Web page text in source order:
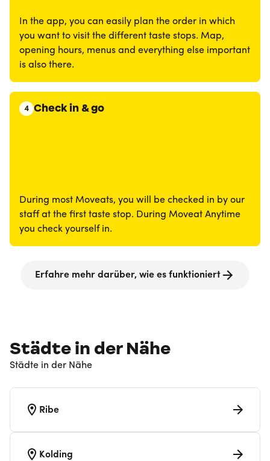
In the app, you can easily plan the order in which
you want to visit the different taste stops. Map,
opening hours, menus and everything else important
is also there.
4 Check in & go
During most Moveats, you will be checked in by our
staff at the first taste stop. During Moveat Anytime
you check yourself in.
Erfahre mehr darüber, wie es funktioniert
Städte in der Nähe
Städte in der Nähe
Ribe
Kolding